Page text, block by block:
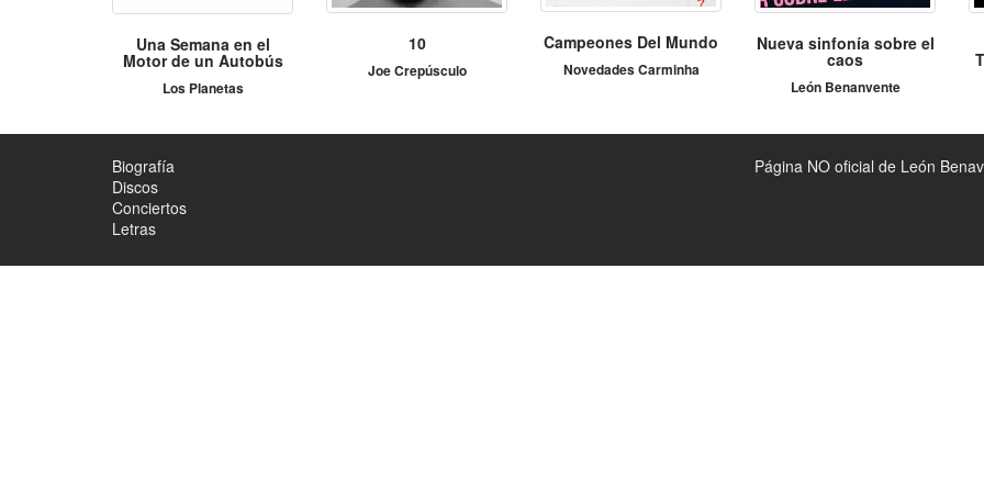
Una Semana en el
Motor de un Autobús
Los Planetas
10
Joe Crepúsculo
Campeones Del Mundo
Novedades Carminha
Nueva sinfonía sobre el
caos
León Benanvente
Biografía
Discos
Conciertos
Letras
Página NO oficial de León